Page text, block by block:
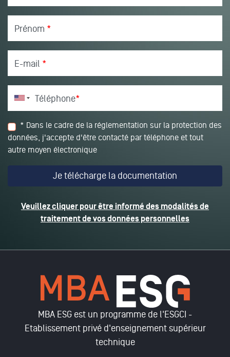
Prénom *
E-mail *
Téléphone*
* Dans le cadre de la réglementation sur la protection des
données, j'accepte d'être contacté par téléphone et tout
autre moyen électronique
Veuillez cliquer pour être informé des modalités de
traitement de vos données personnelles
MBA ESG est un programme de l'ESGCI -
Etablissement privé d'enseignement supérieur
technique